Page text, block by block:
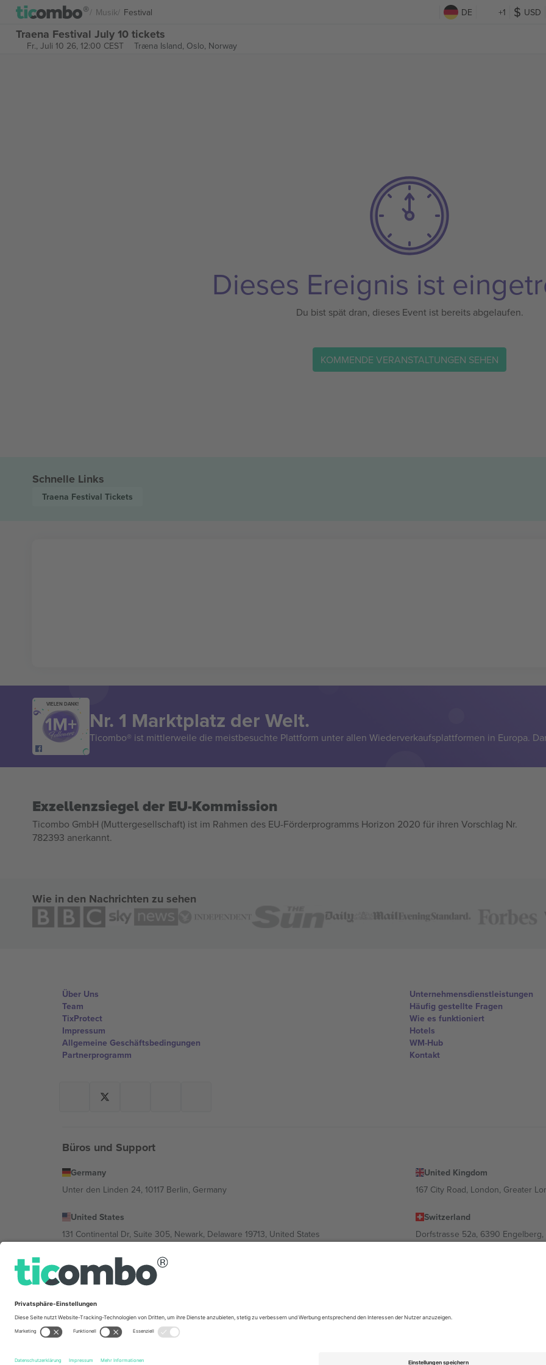
Musik Festival DE +1 USD
Traena Festival July 10 tickets
Fr., Juli 10 26, 12:00 CEST Træna Island, Oslo, Norway
Dieses Ereignis ist
Du bist spät dran, dieses Event ist bereits abgelaufen.
KOMMENDE VERANSTALTUNGEN SEHEN
Schnelle Links
Traena Festival Tickets
VIELEN DANK!
Nr. 1 Marktplatz der Welt.
Ticombo® ist mittlerweile die meistbesuchte Plattform unter allen Wiederverkaufsplattformen in Europa.
Exzellenzsiegel der EU-Kommission
Ticombo GmbH (Muttergesellschaft) ist im Rahmen des EU-Förderprogramms Horizon 2020 für ihren Vorschlag Nr.
782393 anerkannt.
Wie in den Nachrichten zu sehen
Über Uns
Team
TixProtect
Impressum
Allgemeine Geschäftsbedingungen
Partnerprogramm
Unternehmensdienstleistungen
Häufig gestellte Fragen
Wie es funktioniert
Hotels
WM-Hub
Kontakt
Büros und Support
Germany
Unter den Linden 24, 10117 Berlin, Germany
United Kingdom
167 City Road, London, Greater
United States
131 Continental Dr, Suite 305, Newark, Delaware 19713, United States
Switzerland
Dorfstrasse 52a, 6390 Engelberg,
Bulgaria
Regus Sofia City West, bul Totleben 53-55, 1606 Sofia, Bulgaria
Mexico
Av Chapultepec 360, Roma Norte, Cuauhtémoc, 06700 Ciudad de México, CDMX, Mexico
im Impressum und in den Allgemeinen Geschäftsbedingungen.,
© 2026 Ticombo. Alle Rechte vorbehalten.